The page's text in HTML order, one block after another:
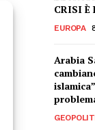
CRISI È
EUROPA
Arabia